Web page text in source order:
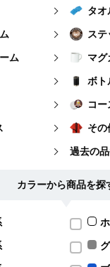
タオ
ス
ム マグ
ボト
コ
その
過去の
カラーから商品を探